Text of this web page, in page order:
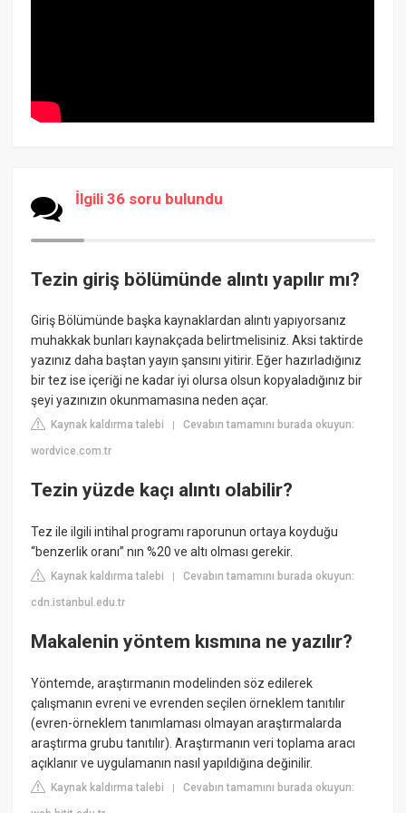
İlgili 36 soru bulundu
Tezin giriş bölümünde alıntı yapılır mı?
Giriş Bölümünde başka kaynaklardan alıntı yapıyorsanız
muhakkak bunları kaynakçada belirtmelisiniz. Aksi taktirde
yazınız daha baştan yayın şansını yitirir. Eğer hazırladığınız
bir tez ise içeriği ne kadar iyi olursa olsun kopyaladığınız bir
şeyi yazınızın okunmamasına neden açar.
Kaynak kaldırma talebi |Cevabın tamamını burada okuyun:
wordvice.com.tr
Tezin yüzde kaçı alıntı olabilir?
Tez ile ilgili intihal programı raporunun ortaya koyduğu
“benzerlik oranı” nın %20 ve altı olması gerekir.
Kaynak kaldırma talebi |Cevabın tamamını burada okuyun:
cdn.istanbul.edu.tr
Makalenin yöntem kısmına ne yazılır?
Yöntemde, araştırmanın modelinden söz edilerek
çalışmanın evreni ve evrenden seçilen örneklem tanıtılır
(evren-örneklem tanımlaması olmayan araştırmalarda
araştırma grubu tanıtılır). Araştırmanın veri toplama aracı
açıklanır ve uygulamanın nasıl yapıldığına değinilir.
Kaynak kaldırma talebi |Cevabın tamamını burada okuyun: